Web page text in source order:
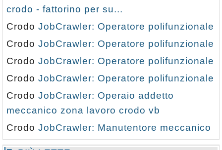
crodo - fattorino per su...
Crodo JobCrawler: Operatore polifunzionale
Crodo JobCrawler: Operatore polifunzionale
Crodo JobCrawler: Operatore polifunzionale
Crodo JobCrawler: Operatore polifunzionale
Crodo JobCrawler: Operaio addetto
meccanico zona lavoro crodo vb
Crodo JobCrawler: Manutentore meccanico